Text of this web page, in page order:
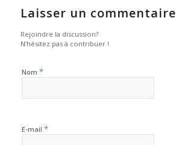
Laisser un commentaire
Rejoindre la discussion?
N’hésitez pas à contribuer !
Nom *
E-mail *